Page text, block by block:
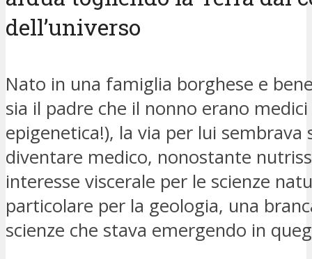
dell’universo
Nato in una famiglia borghese e
sia il padre che il nonno erano
epigenetica!), la via per lui sembrava
diventare medico, nonostante
interesse viscerale per le scienze
particolare per la geologia, una
scienze che stava emergendo in